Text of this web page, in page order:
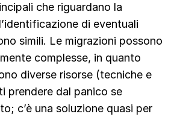
che riguardano la
di eventuali
simili. Le migrazioni possono
complesse, in quanto
diverse risorse (tecniche e
prendere dal panico se
c’è una soluzione quasi per